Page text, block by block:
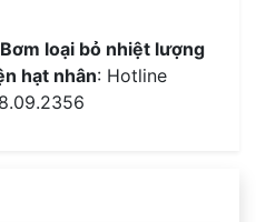
loại bỏ nhiệt lượng
hạt nhân: Hotline